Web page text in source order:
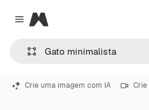
Close menu
Magnific
Crie uma imagem com IA Crie